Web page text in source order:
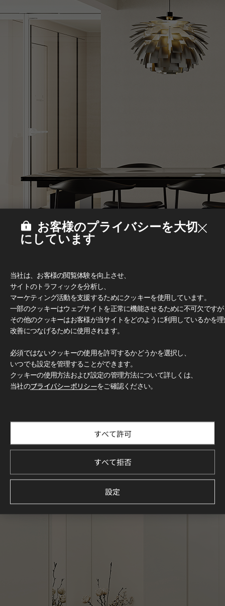
Deco Film
お客様のプライバシーを大切
にしています
当社は、お客様の閲覧体験を向上させ、
サイトのトラフィックを分析し、
マーケティング活動を支援するためにクッキーを使用しています。
一部のクッキーはウェブサイトを正常に機能させるために不可欠です
その他のクッキーはお客様が当サイトをどのように利用しているかを
改善につなげるために使用されます。
必須ではないクッキーの使用を許可するかどうかを選択し、
いつでも設定を管理することができます。
クッキーの使用方法および設定の管理方法について詳しくは、
当社のプライバシーポリシーをご確認ください。
すべて許可
すべて拒否
設定